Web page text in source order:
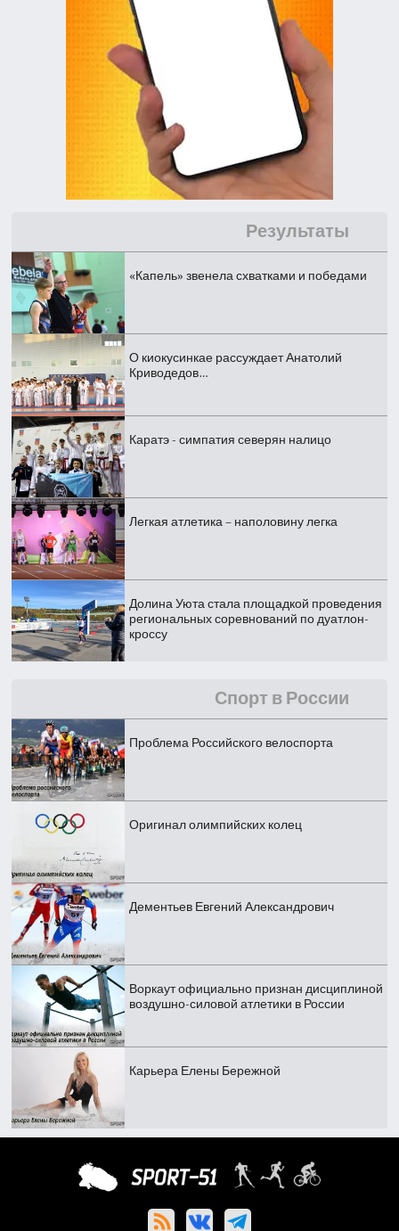
Результаты
«Капель» звенела схватками и победами
О киокусинкае рассуждает Анатолий
Криводедов…
Каратэ - симпатия северян налицо
Легкая атлетика – наполовину легка
Долина Уюта стала площадкой проведения
региональных соревнований по дуатлон-
кроссу
Спорт в России
Проблема Российского велоспорта
Оригинал олимпийских колец
Дементьев Евгений Александрович
Воркаут официально признан дисциплиной
воздушно-силовой атлетики в России
Карьера Елены Бережной